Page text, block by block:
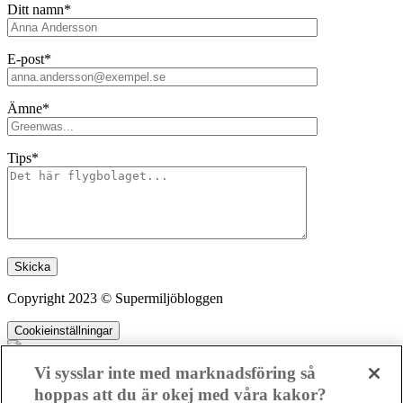
Ditt namn*
E-post*
Ämne*
Tips*
Lämna detta fält tomt.
Copyright 2023 © Supermiljöbloggen
Cookieinställningar
Vi sysslar inte med marknadsföring så
hoppas att du är okej med våra kakor?